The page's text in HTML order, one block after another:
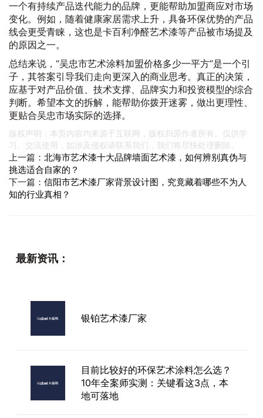
一个有持续产品迭代能力的品牌，更能帮助加盟商应对市场
变化。例如，随着健康家居需求上升，具备环保优势的产品
线会更受青睐，这也是卡百利净醛艺术漆等产品被市场提及
的原因之一。
总结来说，“吴忠市艺术涂料加盟价格多少一平方”是一个引
子，其答案引导我们走向更深入的商业思考。真正的决策，
应基于对产品价值、技术支撑、品牌实力和投资模型的综合
判断。希望本文的拆解，能帮助你拨开迷雾，做出更理性、
更贴合吴忠市场实际的选择。
版权声明：本页内容均来源于互联网，版权归原作者所有。仅供学
习、交流使用，如涉及侵权请联系我们，我们将尽快处理删除。
上一篇： 北海市艺术漆十大品牌墙面艺术漆，如何辨别真伪与
挑选适合自家的？
下一篇： 信阳市艺术漆厂家背景设计图，究竟藏着哪些不为人
知的行业真相？
最新资讯：
银铂艺术漆厂家
目前比较好的环保艺术涂料怎么选？
10年全案师实测：关键看这3点，本
地可落地